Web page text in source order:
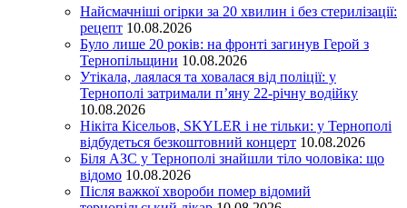
Найсмачніші огірки за 20 хвилин і без стерилізації:
рецепт 10.08.2026
Було лише 20 років: на фронті загинув Герой з
Тернопільщини 10.08.2026
Утікала, лаялася та ховалася від поліції: у
Тернополі затримали п’яну 22-річну водійку
10.08.2026
Нікіта Кісельов, SKYLER і не тільки: у Тернополі
відбудеться безкоштовний концерт 10.08.2026
Біля АЗС у Тернополі знайшли тіло чоловіка: що
відомо 10.08.2026
Після важкої хвороби помер відомий